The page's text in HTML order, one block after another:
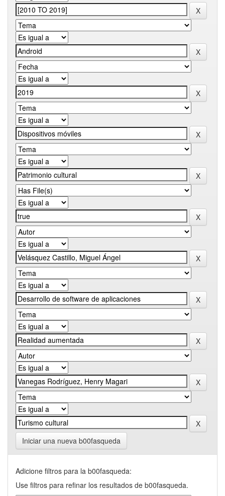
Iniciar una nueva b00fasqueda
Adicione filtros para la b00fasqueda:
Use filtros para refinar los resultados de b00fasqueda.